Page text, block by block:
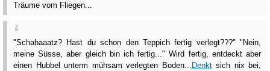
Träume vom Fliegen...
"Schahaaatz? Hast du schon den Teppich fertig verlegt???" "Nein,
meine Süsse, aber gleich bin ich fertig..." Wird fertig, entdeckt aber
einen Hubbel unterm mühsam verlegten Boden... Denktsich nix bei,